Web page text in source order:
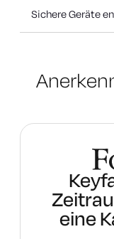
CA-
Mehr erfahren
Mehr
Mehr
Zero-
KI-
Sichere Geräte
eine